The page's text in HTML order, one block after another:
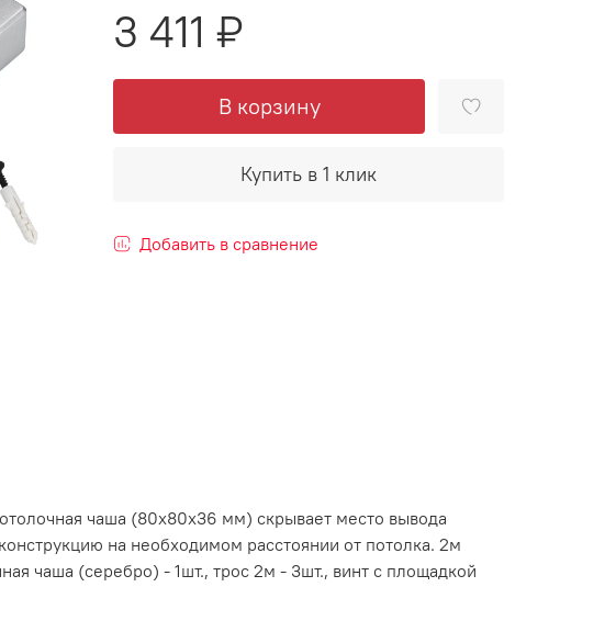
3 411 ₽
В корзину
Купить в 1 клик
Добавить в сравнение
чаша (80х80х36 мм) скрывает место вывода
на необходимом расстоянии от потолка. 2м
чаша (серебро) - 1шт., трос 2м - 3шт., винт с площадкой